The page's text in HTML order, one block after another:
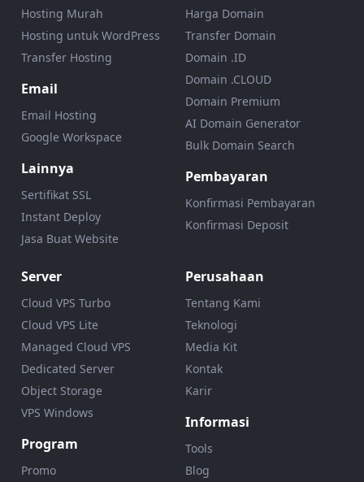
Hosting Murah
Hosting untuk WordPress
Transfer Hosting
Email
Email Hosting
Google Workspace
Lainnya
Sertifikat SSL
Instant Deploy
Jasa Buat Website
Harga Domain
Transfer Domain
Domain .ID
Domain .CLOUD
Domain Premium
AI Domain Generator
Bulk Domain Search
Pembayaran
Konfirmasi Pembayaran
Konfirmasi Deposit
Server
Cloud VPS Turbo
Cloud VPS Lite
Managed Cloud VPS
Dedicated Server
Object Storage
VPS Windows
Program
Promo
Perusahaan
Tentang Kami
Teknologi
Media Kit
Kontak
Karir
Informasi
Tools
Blog